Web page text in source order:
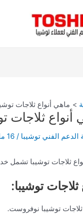
ماهي أنواع ثلاجات
أنواع ثلاجات
الدعم الفني توشيبا / 16 مايو، 2022
ثلاجات توشيبا تشمل
ثلاجات توشيبا:
ثلاجات توشيبا نوفروست.